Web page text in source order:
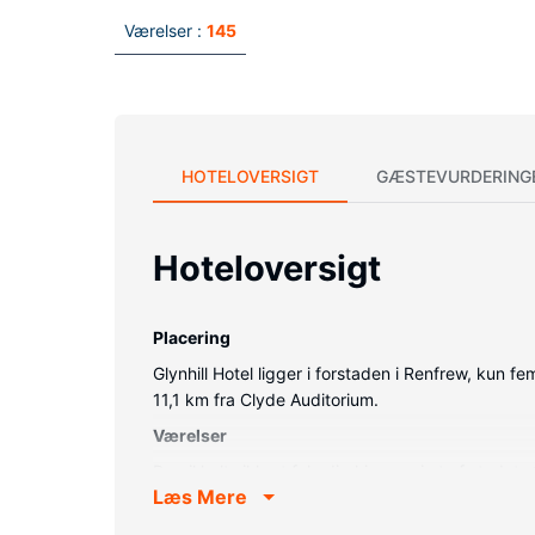
Værelser : 145
HOTELOVERSIGT
Hoteloversigt
Placering
Glynhill Hotel ligger i forstaden i Renfrew, kun
11,1 km fra Clyde Auditorium.
Værelser
Badeværelserne har designertoiletartikler og
Læs Mere